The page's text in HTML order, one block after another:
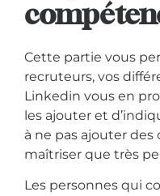
Cette partie vous
recruteurs, vos
Linkedin vous en
les ajouter et
à ne pas ajouter
maîtriser que très
Les personnes qui